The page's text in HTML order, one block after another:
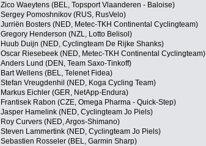
Zico Waeytens (BEL, Topsport Vlaanderen - Baloise)
Sergey Pomoshnikov (RUS, RusVelo)
Jurriën Bosters (NED, Metec-TKH Continental Cyclingteam)
Gregory Henderson (NZL, Lotto Belisol)
Huub Duijn (NED, Cyclingteam De Rijke Shanks)
Oscar Riesebeek (NED, Metec-TKH Continental Cyclingteam)
Anders Lund (DEN, Team Saxo-Tinkoff)
Bart Wellens (BEL, Telenet Fidea)
Stefan Vreugdenhil (NED, Koga Cycling Team)
Markus Eichler (GER, NetApp-Endura)
Frantisek Rabon (CZE, Omega Pharma - Quick-Step)
Jasper Hamelink (NED, Cyclingteam Jo Piels)
Roy Curvers (NED, Argos-Shimano)
Steven Lammertink (NED, Cyclingteam Jo Piels)
Sebastien Rosseler (BEL, Garmin Sharp)